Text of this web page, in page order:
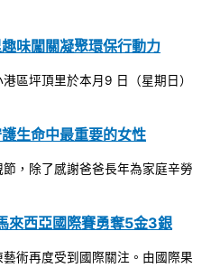
味闖關凝聚環保行動力
區坪頂里於本月9 日（星期日）
生命中最重要的女性
節，除了感謝爸爸長年為家庭辛勞
來西亞國際賽勇奪5金3銀
藝術再度受到國際關注。由國際果